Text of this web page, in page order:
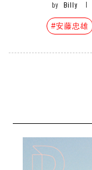
by Billy
#安藤忠雄